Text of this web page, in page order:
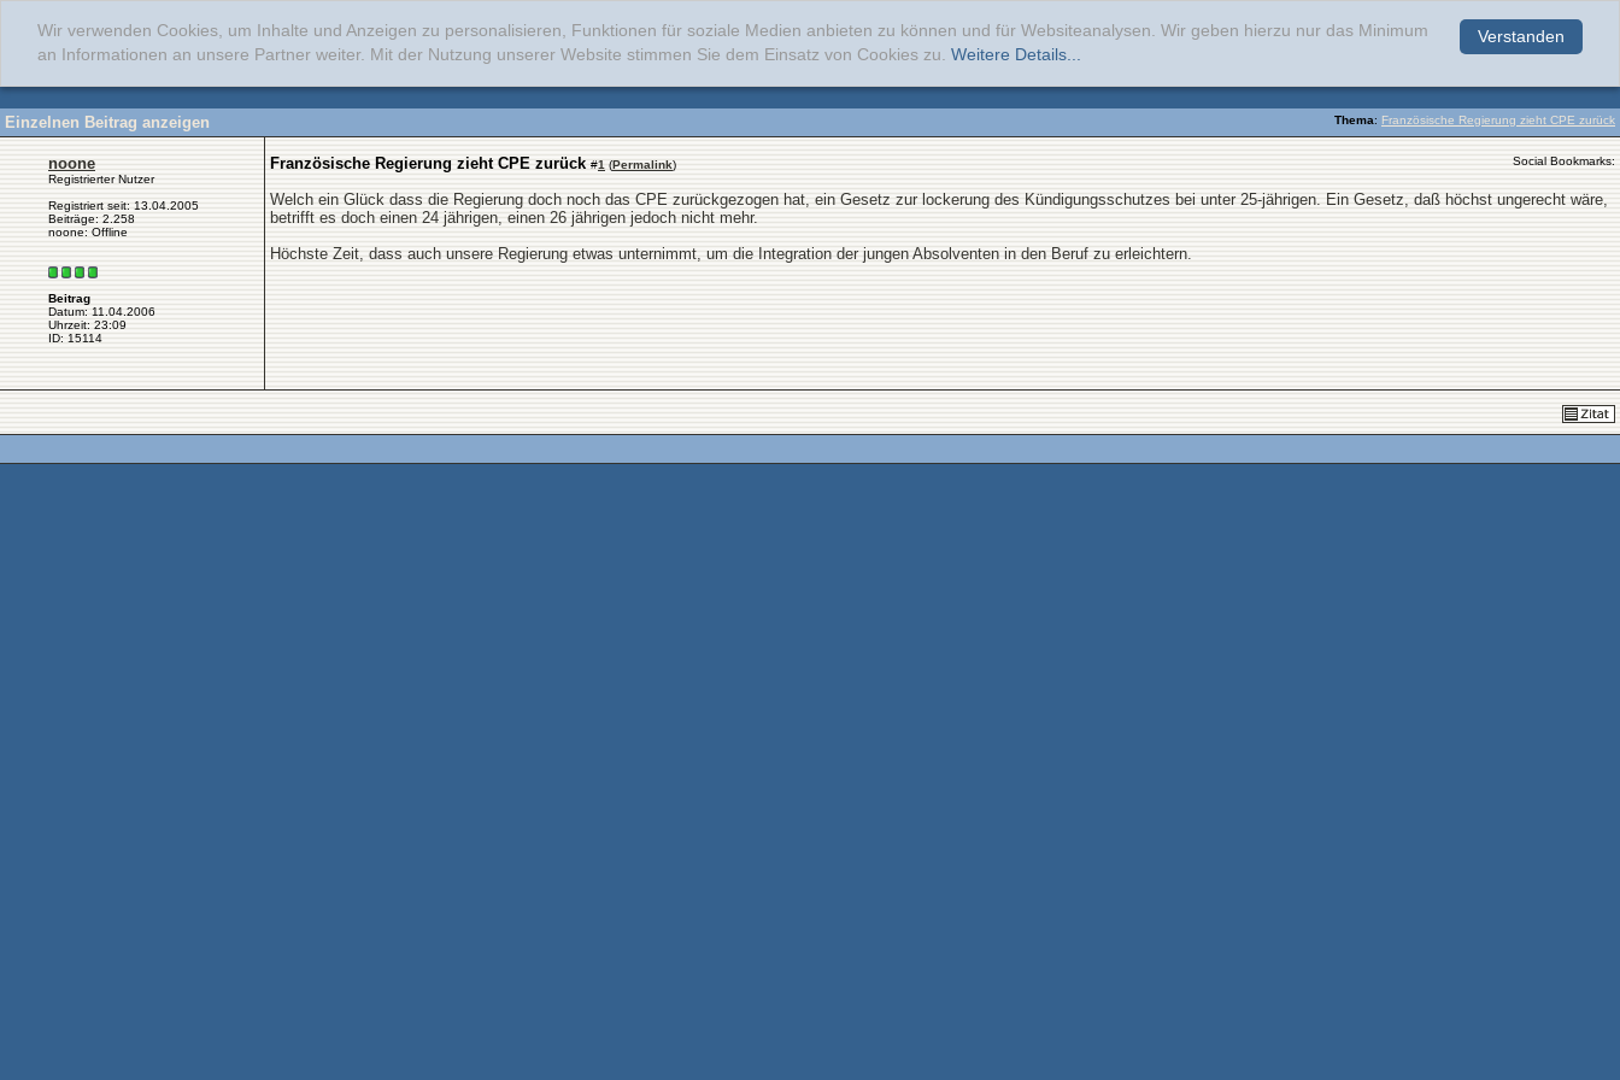
Verstanden
Wir verwenden Cookies, um Inhalte und Anzeigen zu personalisieren, Funktionen für soziale Medien anbieten zu können und für Websiteanalysen. Wir geben hierzu nur das Minimum
an Informationen an unsere Partner weiter. Mit der Nutzung unserer Website stimmen Sie dem Einsatz von Cookies zu. Weitere Details...
Thema: Französische Regierung zieht CPE zurück
Einzelnen Beitrag anzeigen
noone
Registrierter Nutzer
Registriert seit: 13.04.2005
Beiträge: 2.258
noone: Offline
Beitrag
Datum: 11.04.2006
Uhrzeit: 23:09
ID: 15114
Französische Regierung zieht CPE zurück #1 (Permalink) Social Bookmarks:
Welch ein Glück dass die Regierung doch noch das CPE zurückgezogen hat, ein Gesetz zur lockerung des Kündigungsschutzes bei unter 25-jährigen. Ein Gesetz, daß höchst ungerecht wäre,
betrifft es doch einen 24 jährigen, einen 26 jährigen jedoch nicht mehr.
Höchste Zeit, dass auch unsere Regierung etwas unternimmt, um die Integration der jungen Absolventen in den Beruf zu erleichtern.